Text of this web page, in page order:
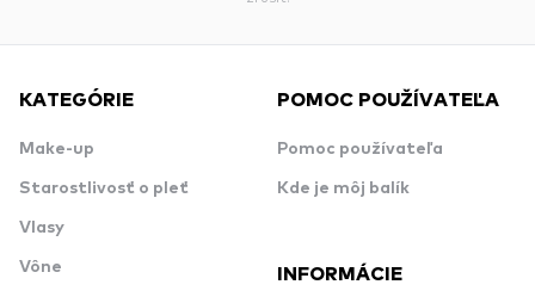
KATEGÓRIE
Make-up
Starostlivosť o pleť
Vlasy
Vône
POMOC POUŽÍVATEĽA
Pomoc používateľa
Kde je môj balík
INFORMÁCIE